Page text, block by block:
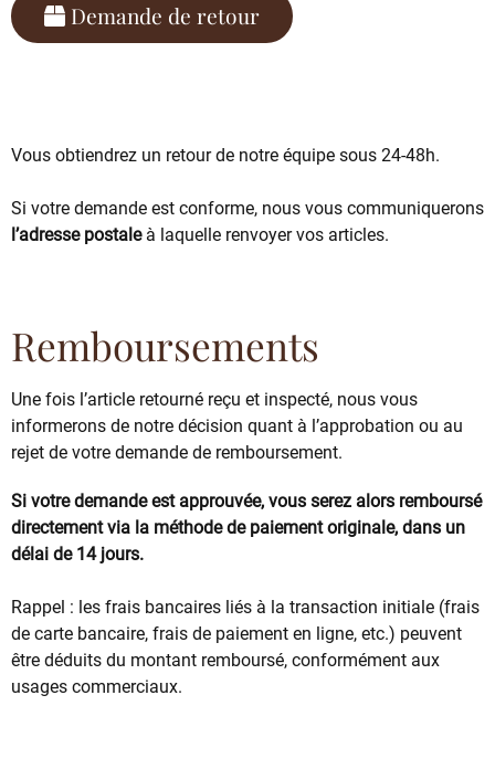
Demande de retour
Vous obtiendrez un retour de notre équipe sous 24-48h.
Si votre demande est conforme, nous vous communiquerons
l’adresse postaleà laquelle renvoyer vos articles.
Remboursements
Une fois l’article retourné reçu et inspecté, nous vous
informerons de notre décision quant à l’approbation ou au
rejet de votre demande de remboursement.
Si votre demande est approuvée, vous serez alors remboursé
directement via la méthode de paiement originale, dans un
délai de 14 jours.
Rappel : les frais bancaires liés à la transaction initiale (frais
de carte bancaire, frais de paiement en ligne, etc.) peuvent
être déduits du montant remboursé, conformément aux
usages commerciaux.